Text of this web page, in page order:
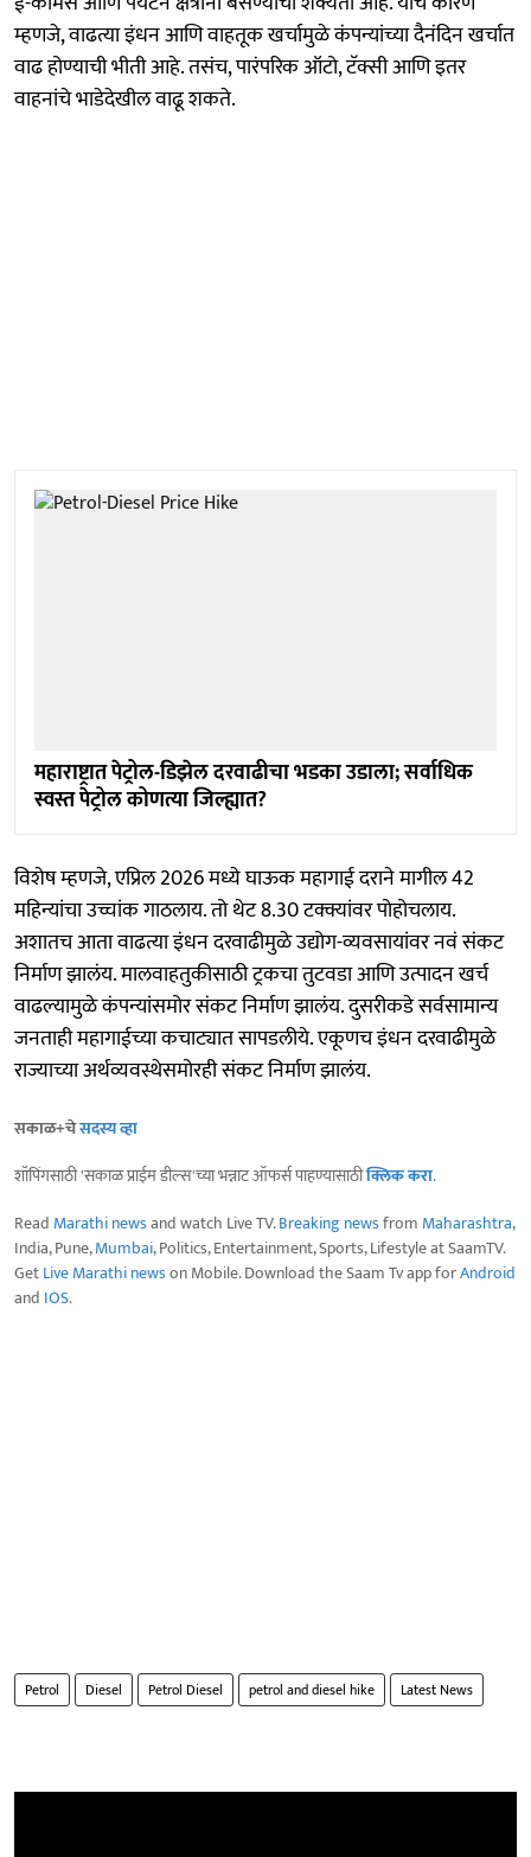
म्हणजे, वाढत्या इंधन आणि वाहतूक खर्चामुळे कंपन्यांच्या दैनंदिन खर्चात
वाढ होण्याची भीती आहे. तसंच, पारंपरिक ऑटो, टॅक्सी आणि इतर
वाहनांचे भाडेदेखील वाढू शकते.
महाराष्ट्रात पेट्रोल-डिझेल दरवाढीचा भडका उडाला; सर्वाधिक
स्वस्त पेट्रोल कोणत्या जिल्ह्यात?
विशेष म्हणजे, एप्रिल 2026 मध्ये घाऊक महागाई दराने मागील 42
महिन्यांचा उच्चांक गाठलाय. तो थेट 8.30 टक्क्यांवर पोहोचलाय.
अशातच आता वाढत्या इंधन दरवाढीमुळे उद्योग-व्यवसायांवर नवं संकट
निर्माण झालंय. मालवाहतुकीसाठी ट्रकचा तुटवडा आणि उत्पादन खर्च
वाढल्यामुळे कंपन्यांसमोर संकट निर्माण झालंय. दुसरीकडे सर्वसामान्य
जनताही महागाईच्या कचाट्यात सापडलीये. एकूणच इंधन दरवाढीमुळे
राज्याच्या अर्थव्यवस्थेसमोरही संकट निर्माण झालंय.
सकाळ+चेसदस्य व्हा
शॉपिंगसाठी 'सकाळ प्राईम डील्स'च्या भन्नाट ऑफर्स पाहण्यासाठीक्लिक करा.
Read Marathi newsand watch Live TV.Breaking newsfrom Maharashtra,
India, Pune,Mumbai, Politics, Entertainment, Sports, Lifestyle at SaamTV.
GetLive Marathi newson Mobile. Download the Saam Tv app forAndroid
and IOS.
Petrol Diesel Petrol Diesel petrol and diesel hike Latest News